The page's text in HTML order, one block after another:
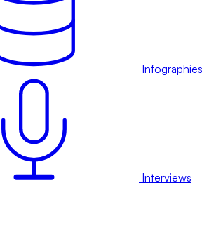
Infographies
Interviews